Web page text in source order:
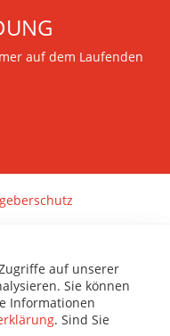
auf dem Laufenden
auf unserer
Sie können
Informationen
. Sind Sie